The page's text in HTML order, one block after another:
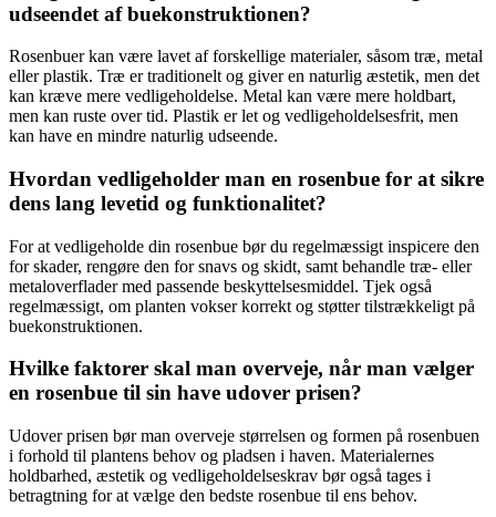
udseendet af buekonstruktionen?
Rosenbuer kan være lavet af forskellige materialer, såsom træ, metal
eller plastik. Træ er traditionelt og giver en naturlig æstetik, men det
kan kræve mere vedligeholdelse. Metal kan være mere holdbart,
men kan ruste over tid. Plastik er let og vedligeholdelsesfrit, men
kan have en mindre naturlig udseende.
Hvordan vedligeholder man en rosenbue for at sikre
dens lang levetid og funktionalitet?
For at vedligeholde din rosenbue bør du regelmæssigt inspicere den
for skader, rengøre den for snavs og skidt, samt behandle træ- eller
metaloverflader med passende beskyttelsesmiddel. Tjek også
regelmæssigt, om planten vokser korrekt og støtter tilstrækkeligt på
buekonstruktionen.
Hvilke faktorer skal man overveje, når man vælger
en rosenbue til sin have udover prisen?
Udover prisen bør man overveje størrelsen og formen på rosenbuen
i forhold til plantens behov og pladsen i haven. Materialernes
holdbarhed, æstetik og vedligeholdelseskrav bør også tages i
betragtning for at vælge den bedste rosenbue til ens behov.